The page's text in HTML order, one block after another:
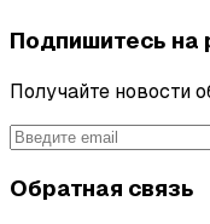
Подпишитесь на
Получайте новости
Обратная связь